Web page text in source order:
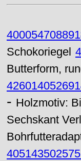
Schokoriegel
Butterform,
- Holzmotiv:
Sechskant